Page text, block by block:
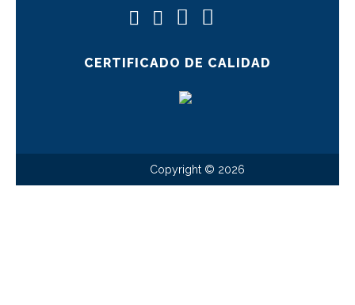
CERTIFICADO DE CALIDAD
Copyright © 2026